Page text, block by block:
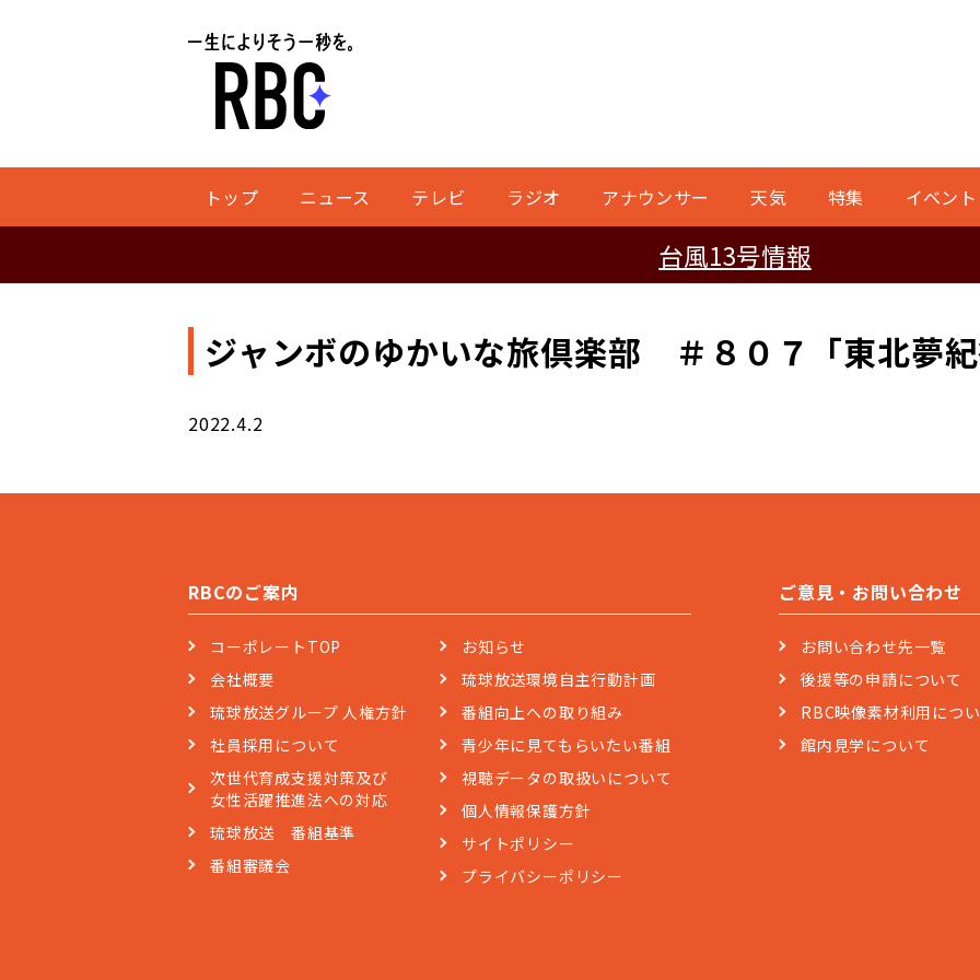
トップ ニュース テレビ ラジオ アナウンサー 天気 特集 イベント
台風13号情報
ジャンボのゆかいな旅倶楽部 ＃８０７「東北夢
2022.4.2
RBCのご案内
コーポレートTOP
会社概要
琉球放送グループ 人権方針
社員採用について
次世代育成支援対策及び
女性活躍推進法への対応
琉球放送 番組基準
番組審議会
お知らせ
琉球放送環境自主行動計画
番組向上への取り組み
青少年に見てもらいたい番組
視聴データの取扱いについて
個人情報保護方針
サイトポリシー
プライバシーポリシー
ご意見・お問い合わせ
お問い合わせ先一覧
後援等の申請について
RBC映像素材利用につ
館内見学について